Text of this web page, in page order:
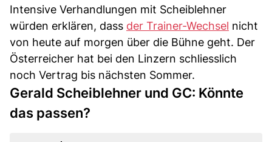
Intensive Verhandlungen mit Scheiblehner
würden erklären, dass der Trainer-Wechsel nicht
von heute auf morgen über die Bühne geht. Der
Österreicher hat bei den Linzern schliesslich
noch Vertrag bis nächsten Sommer.
Gerald Scheiblehner und GC: Könnte
das passen?